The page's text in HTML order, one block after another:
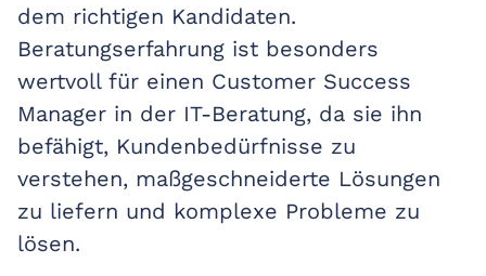
dem richtigen Kandidaten.
Beratungserfahrung ist besonders
wertvoll für einen Customer Success
Manager in der IT-Beratung, da sie ihn
befähigt, Kundenbedürfnisse zu
verstehen, maßgeschneiderte Lösungen
zu liefern und komplexe Probleme zu
lösen.